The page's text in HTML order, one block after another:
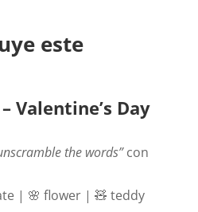
este
Valentine’s Day
the words”con
| 🌸 flower | 🧸 teddy